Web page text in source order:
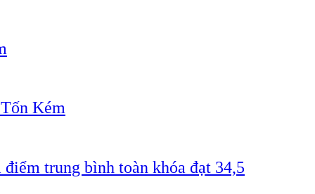
Kém
trung bình toàn khóa đạt 34,5